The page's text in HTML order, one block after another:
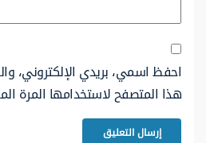
احفظ اسمي، بريدي الإلكتروني،
هذا المتصفح لاستخدامها المرة